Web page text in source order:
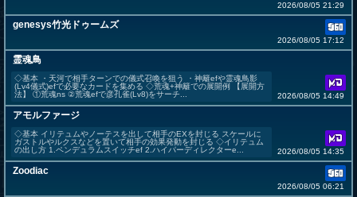
2026/08/05 21:29
genesys竹光ドゥームズ
2026/08/05 17:12
霊魂鳥
◇基本 ・天河で相手ターンでの儀式召喚を狙う ・神籬efや霊魂鳥影
(Lv4儀式)efで必要なカードを集める ◇荒魂+神籬での展開例 【展開方
法】 ①荒魂ns ②荒魂efで彦孔雀(Lv8)をサーチ...
2026/08/05 14:49
アモルファージ
◇基本 イリテュムやノーテスを出して相手のEXを封じる スケールに
ガストルやルクスなどを置いて相手の効果発動を封じる ◇イリテュム
の出し方 1.ペンデュラムスイッチef 2.ハイパーディレクターe...
2026/08/05 14:35
Zoodiac
2026/08/05 06:21